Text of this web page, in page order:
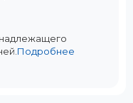
Подробнее